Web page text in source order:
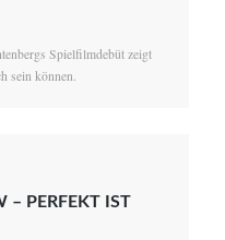
Spielfilmdebüt zeigt
sein können.
– PERFEKT IST